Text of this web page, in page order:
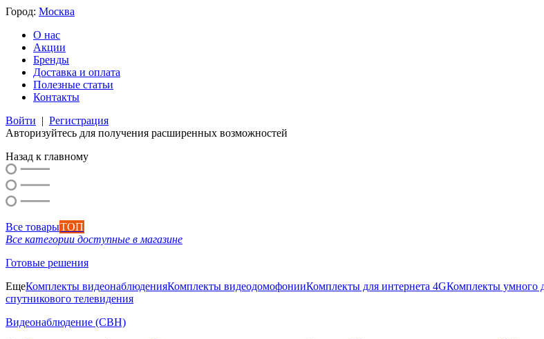
Город: Москва
О нас
Акции
Бренды
Доставка и оплата
Полезные статьи
Контакты
Войти | Регистрация
Авторизуйтесь для получения расширенных возможностей
Назад к главному
Все товарыТОП
Все категории доступные в магазине
Готовые решения
ЕщеКомплекты видеонаблюденияКомплекты видеодомофонииКомплекты для интернета 4GКомплекты умного
спутникового телевидения
Видеонаблюдение (СВН)